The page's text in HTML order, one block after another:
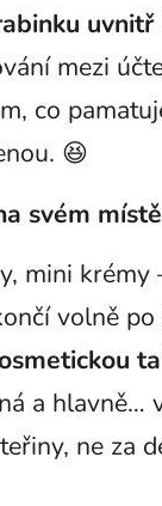
mezi
co
😆
svém místě
mini krémy
volně po
a hlavně…
ne za